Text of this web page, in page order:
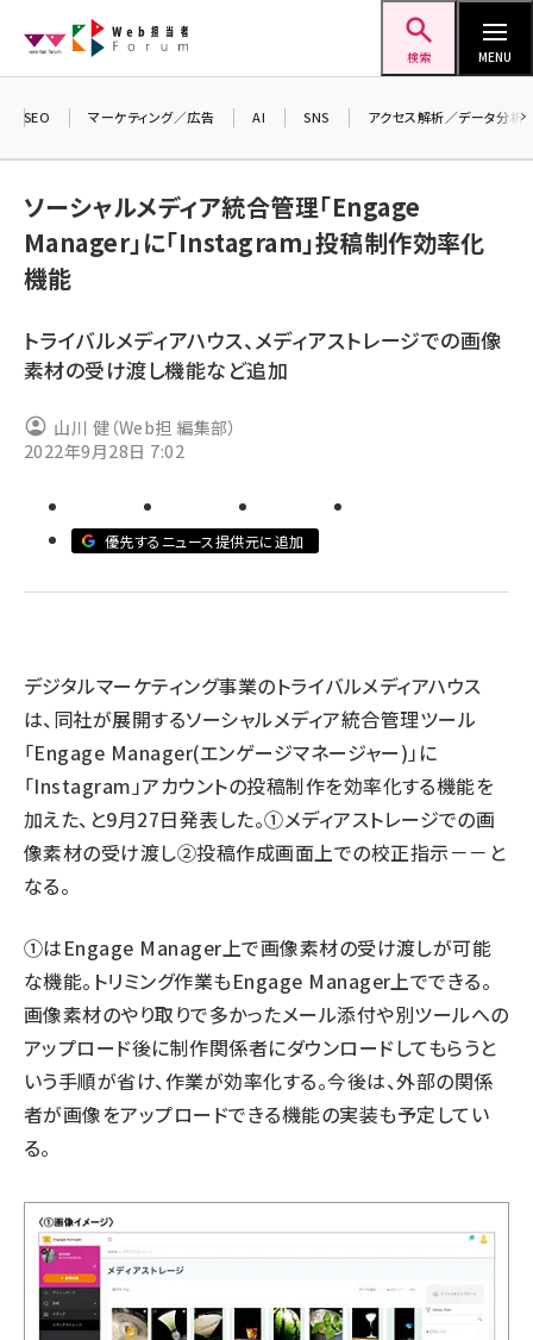
ン
検索 MENU
youtube (2425)
セミナー (2301)
meo (1274)
SEO マーケティング／広告 AI SNS アクセス解析／データ分析
ソーシャルメディア統合管理「Engage
Manager」に「Instagram」投稿制作効率化
機能
トライバルメディアハウス、メディアストレージでの画像
素材の受け渡し機能など追加
山川 健（Web担 編集部）
2022年9月28日 7:02
優先するニュース提供元に追加
デジタルマーケティング事業のトライバルメディアハウス
は、同社が展開するソーシャルメディア統合管理ツール
「Engage Manager(エンゲージマネージャー)」に
「Instagram」アカウントの投稿制作を効率化する機能を
加えた、と9月27日発表した。①メディアストレージでの画
像素材の受け渡し②投稿作成画面上での校正指示－－と
なる。
①はEngage Manager上で画像素材の受け渡しが可能
な機能。トリミング作業もEngage Manager上でできる。
画像素材のやり取りで多かったメール添付や別ツールへの
アップロード後に制作関係者にダウンロードしてもらうと
いう手順が省け、作業が効率化する。今後は、外部の関係
者が画像をアップロードできる機能の実装も予定してい
る。